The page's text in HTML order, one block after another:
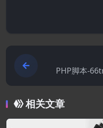
PHP脚本-
相关文章